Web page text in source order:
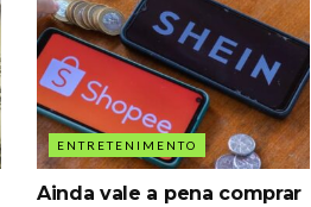
ENTRETENIMENTO
Ainda vale a pena comprar